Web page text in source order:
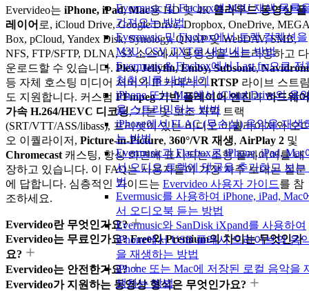
Evermusic 및 Flacbox에 M3U 재생 목록
가져오는 방법
Evermusic 및 Flacbox에서 트랙 컬렉션을
M3U, CSV, TXT로 내보내는 방법
Evermusic & Flacbox에서 Last.fm으로 전
청취 기록 내보내기
iPhone 또는 Mac에서 iCloud Drive의 음
을 스트리밍하는 방법
iPhone에서 FLAC (무손실) 음악을 재생
는 방법
Evermusic과 Flacbox로 iPhone, iPad, Mac
서 오디오 트랙에 댓글을 추가하고 보는
법
Evermusic를 사용하여 iPhone, iPad, Mac
서 오디오북 듣는 방법
Evermusic와 SanDisk iXpand를 사용하여
iPhone에서 USB 플래시 드라이브의 음
을 재생하는 방법
iPhone 또는 Mac에 저장된 로컬 음악을
생하는 방법
Evervideo는 iPhone, iPad, Mac용 HD 및 4K클라우드 동영상 플
레이어 로, iCloud Drive, Google Drive, Dropbox, OneDrive,
Box, pCloud, Yandex Disk, Synology, QNAP 및 WebDAV, SMB,
NFS, FTP/SFTP, DLNA, S3 소스에서 동영상을 스트리밍하고 다
운로드할 수 있습니다. Plex, Jellyfin, Emby, Subsonic,
등 자체 호스팅 미디어 서버와 IP 카메라의RTSP 라이브 스트
도 지원합니다. 커스텀 FFmpeg 기반 플레이어 엔진과하드웨어
가속 H.264/HEVC 디코딩, 기본 및 보조 자막 트랙
(SRT/VTT/ASS/libass), 프리셋이 있는 비디오 이퀄라이저와 오
오 이퀄라이저, Picture-in-Picture, 360°/VR 재생, AirPlay 2 및
Chromecast 캐스팅, 항상 화면에 표시되는 소형 플레이어를 내
장하고 있습니다. 이 FAQ는 사용자들이 가장 자주 보내는 질문
에 답합니다. 심층적인 가이드는 Evervideo 사용자 가이드를 참
조하세요.
Evervideo란 무엇인가요?
Evervideo는 무료인가요? Free와 Premium의 차이는 무엇인가
요?
Evervideo는 안전한가요?
Evervideo가 지원하는 동영상 형식은 무엇인가요?